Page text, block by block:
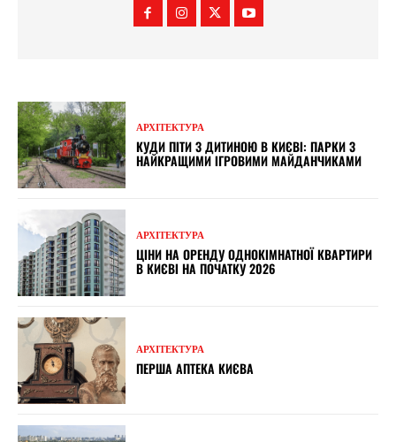
АРХІТЕКТУРА
КУДИ ПІТИ З ДИТИНОЮ В КИЄВІ: ПАРКИ З
НАЙКРАЩИМИ ІГРОВИМИ МАЙДАНЧИКАМИ
АРХІТЕКТУРА
ЦІНИ НА ОРЕНДУ ОДНОКІМНАТНОЇ КВАРТИРИ
В КИЄВІ НА ПОЧАТКУ 2026
АРХІТЕКТУРА
ПЕРША АПТЕКА КИЄВА